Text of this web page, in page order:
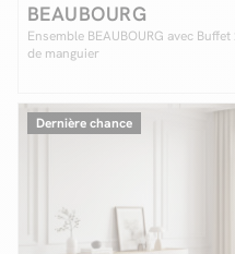
BEAUBOURG
Ensemble BEAUBOURG avec
de manguier
Dernière chance